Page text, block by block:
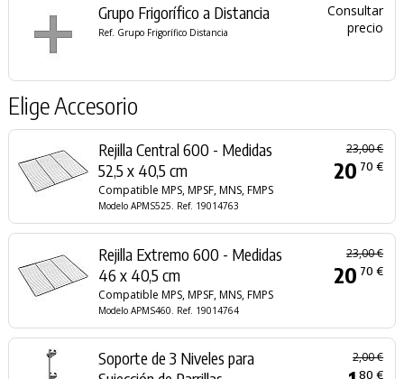
Grupo Frigorífico a Distancia
Ref. Grupo Frigorífico Distancia
Consultar
precio
Elige Accesorio
Rejilla Central 600 - Medidas
52,5 x 40,5 cm
Compatible MPS, MPSF, MNS, FMPS
Modelo APMS525. Ref. 19014763
23,00 €
20 70 €
Rejilla Extremo 600 - Medidas
46 x 40,5 cm
Compatible MPS, MPSF, MNS, FMPS
Modelo APMS460. Ref. 19014764
23,00 €
20 70 €
Soporte de 3 Niveles para
2,00 €
80 €